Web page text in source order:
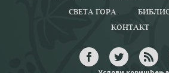
СВЕТА ГОРА
КОНТАКТ